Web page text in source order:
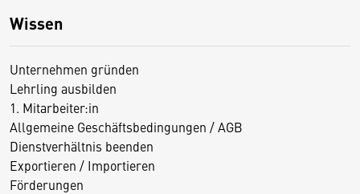
Wissen
Unternehmen gründen
Lehrling ausbilden
1. Mitarbeiter:in
Allgemeine Geschäftsbedingungen / AGB
Dienstverhältnis beenden
Exportieren / Importieren
Förderungen